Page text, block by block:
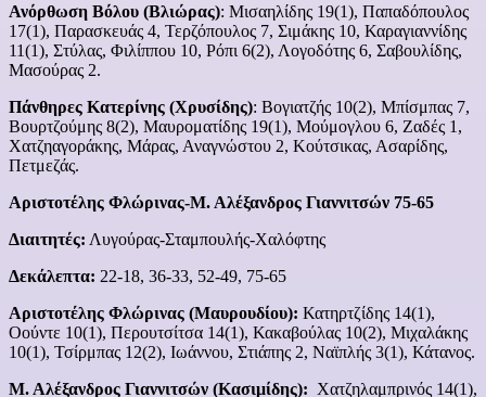
Ανόρθωση Βόλου (Βλιώρας): Μισαηλίδης 19(1), Παπαδόπουλος
17(1), Παρασκευάς 4, Τερζόπουλος 7, Σιμάκης 10, Καραγιαννίδης
11(1), Στύλας, Φιλίππου 10, Ρόπι 6(2), Λογοδότης 6, Σαβουλίδης,
Μασούρας 2.
Πάνθηρες Κατερίνης (Χρυσίδης): Βογιατζής 10(2), Μπίσμπας 7,
Βουρτζούμης 8(2), Μαυροματίδης 19(1), Μούμογλου 6, Ζαδές 1,
Χατζηαγοράκης, Μάρας, Αναγνώστου 2, Κούτσικας, Ασαρίδης,
Πετμεζάς.
Αριστοτέλης Φλώρινας-Μ. Αλέξανδρος Γιαννιτσών 75-65
Διαιτητές: Λυγούρας-Σταμπουλής-Χαλόφτης
Δεκάλεπτα: 22-18, 36-33, 52-49, 75-65
Αριστοτέλης Φλώρινας (Μαυρουδίου): Κατηρτζίδης 14(1),
Οούντε 10(1), Περουτσίτσα 14(1), Κακαβούλας 10(2), Μιχαλάκης
10(1), Τσίρμπας 12(2), Ιωάννου, Στιάπης 2, Ναϊπλής 3(1), Κάτανος.
Μ. Αλέξανδρος Γιαννιτσών (Κασιμίδης): Χατζηλαμπρινός 14(1),